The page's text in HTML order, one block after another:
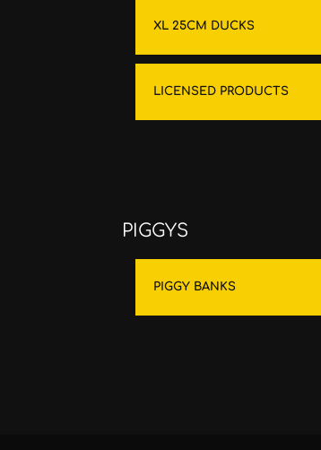
XL 25CM DUCKS
LICENSED PRODUCTS
PIGGYS
PIGGY BANKS